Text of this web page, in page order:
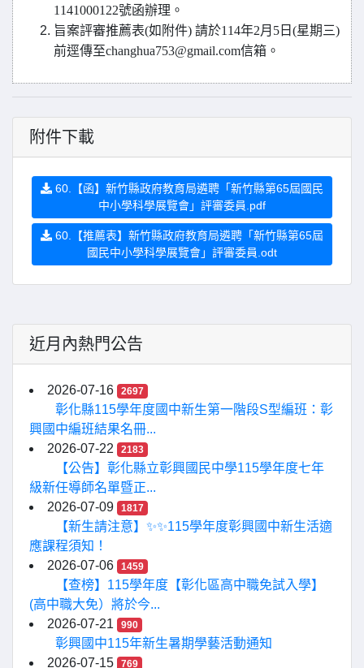
1141000122號函辦理。
旨案評審推薦表(如附件) 請於114年2月5日(星期三)
前逕傳至changhua753@gmail.com信箱。
附件下載
60.【函】新竹縣政府教育局遴聘「新竹縣第65屆國民
中小學科學展覽會」評審委員.pdf
60.【推薦表】新竹縣政府教育局遴聘「新竹縣第65屆
國民中小學科學展覽會」評審委員.odt
近月內熱門公告
2026-07-16 2697
彰化縣115學年度國中新生第一階段S型編班：彰
興國中編班結果名冊...
2026-07-22
2183
【公告】彰化縣立彰興國民中學115學年度七年
級新任導師名單暨正...
2026-07-09
1817
【新生請注意】✨✨115學年度彰興國中新生活適
應課程須知！
2026-07-06
1459
【查榜】115學年度【彰化區高中職免試入學】
(高中職大免）將於今...
2026-07-21
990
彰興國中115年新生暑期學藝活動通知
2026-07-15
769